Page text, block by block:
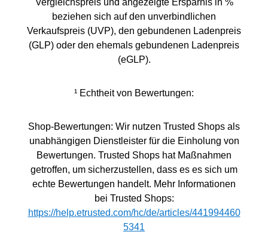
Vergleichspreis und angezeigte Ersparnis in %
beziehen sich auf den unverbindlichen
Verkaufspreis (UVP), den gebundenen Ladenpreis
(GLP) oder den ehemals gebundenen Ladenpreis
(eGLP).
¹ Echtheit von Bewertungen:
Shop-Bewertungen: Wir nutzen Trusted Shops als
unabhängigen Dienstleister für die Einholung von
Bewertungen. Trusted Shops hat Maßnahmen
getroffen, um sicherzustellen, dass es es sich um
echte Bewertungen handelt. Mehr Informationen
bei Trusted Shops:
https://help.etrusted.com/hc/de/articles/441994460
5341